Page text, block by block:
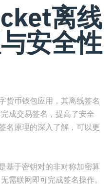
离线
安全性
货币钱包应用，其离线签名
成交易签名，提高了安全
名原理的深入了解，可以更
基于密钥对的非对称加密算
需联网即可完成签名操作。